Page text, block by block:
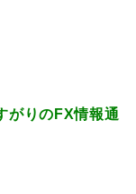
がりのFX情報通